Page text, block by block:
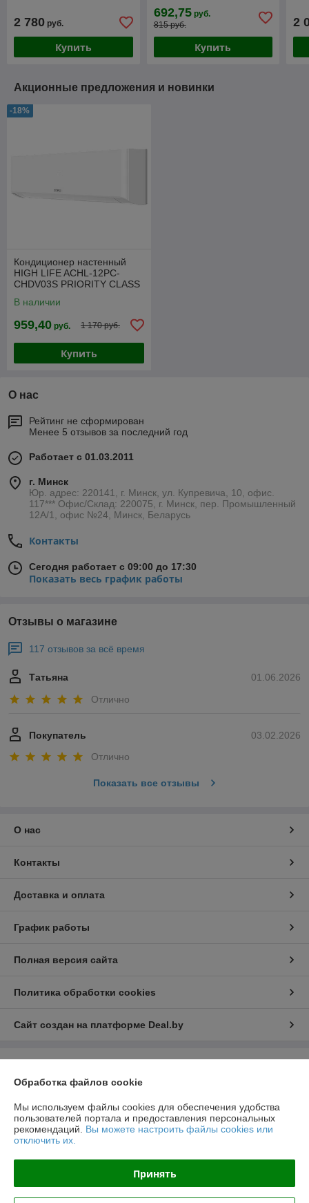
2.0
2 780 руб.
Купить
692,75руб.
815 руб.
Купить
2
Акционные предложения и новинки
-18%
Кондиционер настенный
HIGH LIFE ACHL-12PC-
CHDV03S PRIORITY CLASS
В наличии
959,40 руб. 1 170 руб.
Купить
О нас
Рейтинг не сформирован
Менее 5 отзывов за последний год
Работает с 01.03.2011
г. Минск
Юр. адрес: 220141, г. Минск, ул. Купревича, 10, офис.
117*** Офис/Склад: 220075, г. Минск, пер. Промышленный
12А/1, офис №24, Минск, Беларусь
Контакты
Сегодня работает с 09:00 до 17:30
Показать весь график работы
Отзывы о магазине
117 отзывов за всё время
01.06.2026
Татьяна
Отлично
03.02.2026
Покупатель
Отлично
Показать все отзывы
О нас
Контакты
Доставка и оплата
График работы
Полная версия сайта
Политика обработки cookies
Сайт создан на платформе Deal.by
Юридическое лицо:
Регистрационный номер ЕГР: 191207725
УНП: 191207725
Дата регистрации компании: 23.04.2009
Обработка файлов cookie
Мы используем файлы cookies для обеспечения удобства
пользователей портала и предоставления персональных
рекомендаций. Вы можете настроить файлы cookies или
отключить их.
Принять